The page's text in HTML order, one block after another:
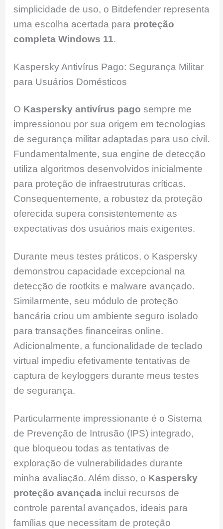
simplicidade de uso, o Bitdefender representa
uma escolha acertada para proteção
completa Windows 11.
Kaspersky Antivírus Pago: Segurança Militar
para Usuários Domésticos
O Kaspersky antivírus pago sempre me
impressionou por sua origem em tecnologias
de segurança militar adaptadas para uso civil.
Fundamentalmente, sua engine de detecção
utiliza algoritmos desenvolvidos inicialmente
para proteção de infraestruturas críticas.
Consequentemente, a robustez da proteção
oferecida supera consistentemente as
expectativas dos usuários mais exigentes.
Durante meus testes práticos, o Kaspersky
demonstrou capacidade excepcional na
detecção de rootkits e malware avançado.
Similarmente, seu módulo de proteção
bancária criou um ambiente seguro isolado
para transações financeiras online.
Adicionalmente, a funcionalidade de teclado
virtual impediu efetivamente tentativas de
captura de keyloggers durante meus testes
de segurança.
Particularmente impressionante é o Sistema
de Prevenção de Intrusão (IPS) integrado,
que bloqueou todas as tentativas de
exploração de vulnerabilidades durante
minha avaliação. Além disso, o Kaspersky
proteção avançada inclui recursos de
controle parental avançados, ideais para
famílias que necessitam de proteção